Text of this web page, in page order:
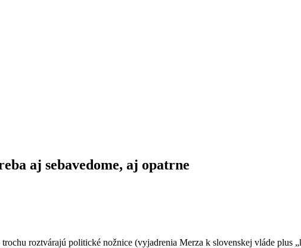
aj sebavedome, aj opatrne
roztvárajú politické nožnice (vyjadrenia Merza k slovenskej vláde plus